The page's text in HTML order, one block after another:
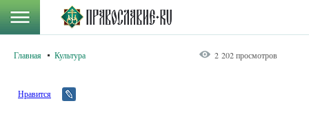
Главная Культура 2 202 просмотров
Нравится